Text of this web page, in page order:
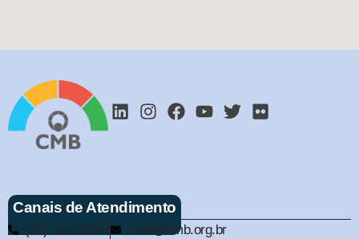
Canais de Atendimento
(61) 3321-9563 cmb@cmb.org.br